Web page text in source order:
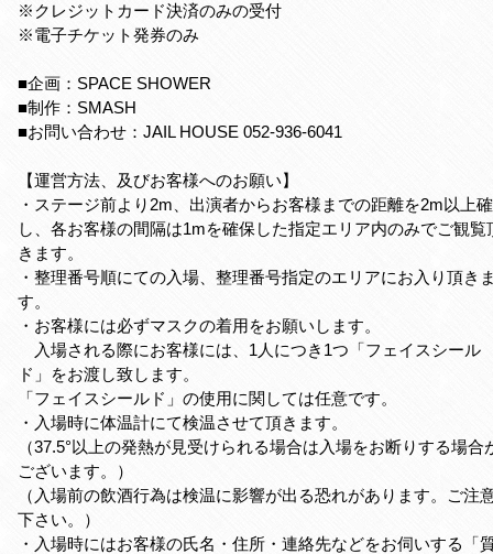
※クレジットカード決済のみの受付
※電子チケット発券のみ
■企画：SPACE SHOWER
■制作：SMASH
■お問い合わせ：JAIL HOUSE 052-936-6041
【運営方法、及びお客様へのお願い】
・ステージ前より2m、出演者からお客様までの距離を2m以上
し、各お客様の間隔は1mを確保した指定エリア内のみでご観覧
きます。
・整理番号順にての入場、整理番号指定のエリアにお入り頂き
す。
・お客様には必ずマスクの着用をお願いします。
入場される際にお客様には、1人につき1つ「フェイスシール
ド」をお渡し致します。
「フェイスシールド」の使用に関しては任意です。
・入場時に体温計にて検温させて頂きます。
（37.5°以上の発熱が見受けられる場合は入場をお断りする場合
ございます。）
（入場前の飲酒行為は検温に影響が出る恐れがあります。ご注
下さい。）
・入場時にはお客様の氏名・住所・連絡先などをお伺いする「